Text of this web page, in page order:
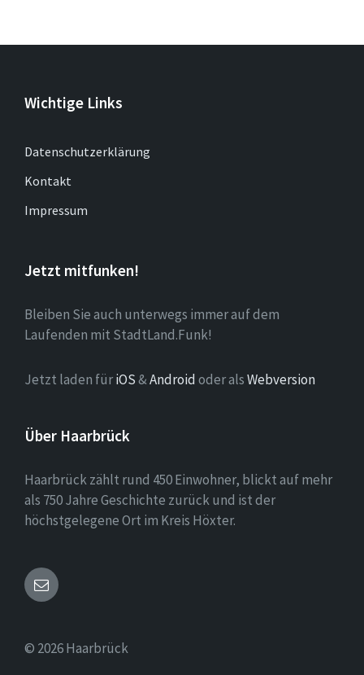
Wichtige Links
Datenschutzerklärung
Kontakt
Impressum
Jetzt mitfunken!
Bleiben Sie auch unterwegs immer auf dem
Laufenden mit StadtLand.Funk!
Jetzt laden füriOS&Androidoder alsWebversion
Über Haarbrück
Haarbrück zählt rund 450 Einwohner, blickt auf mehr
als 750 Jahre Geschichte zurück und ist der
höchstgelegene Ort im Kreis Höxter.
Email
© 2026 Haarbrück